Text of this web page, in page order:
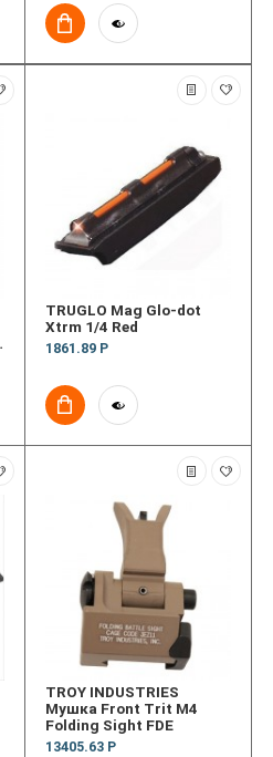
SHOTRAIL
TRUGLO Mag Glo-dot
Xtrm 1/4 Red
1861.89 Р
TROY INDUSTRIES
Мушка Front Trit M4
Folding Sight FDE
13405.63 Р